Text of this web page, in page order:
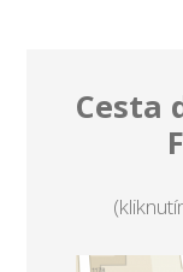
Cesta